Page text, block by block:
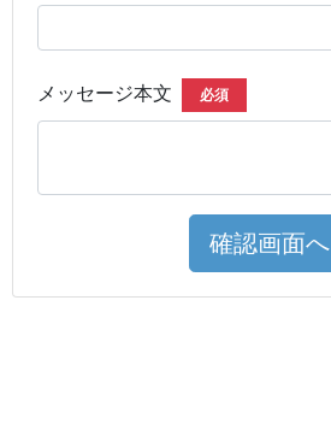
メッセージ本文 必須
確認画面へ